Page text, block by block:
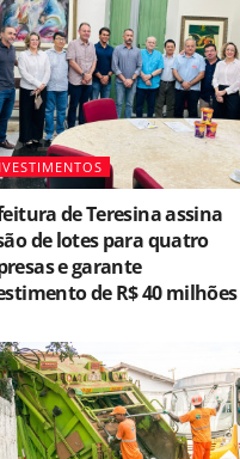
de Teresina assina
de lotes para quatro
e garante
de R$ 40 milhões